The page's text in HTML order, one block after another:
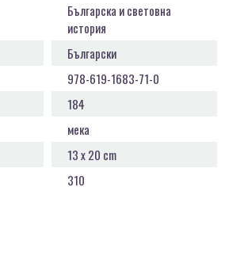
Българска и световна
история
Български
978-619-1683-71-0
184
мека
13 х 20 cm
310